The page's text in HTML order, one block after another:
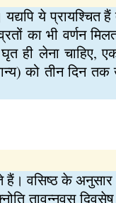
ये प्रायश्चित हैं
का भी वर्णन
लेना चाहिए,
को तीन दिन तक
वसिष्ठ के अनुसार
तावन्नवसु दिवसेषु